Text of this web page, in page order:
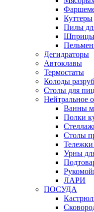
Куттеры
Пилы
Шприцы
Дегидраторы
Автоклавы
Термостаты
Колоды
Столы для
Нейтральное
Ванны
Полки
Столы
Урны
ЛАРИ
ПОСУДА